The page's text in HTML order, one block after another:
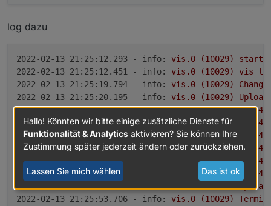
log dazu
2022-02-13 21:25:12.293 - info: vis.0 (10029)
2022-02-13 21:25:12.451 - info:
vis.0 (10029) vis
2022-02-13 21:25:19.794 - info:
vis.0 (10029)
2022-02-13 21:25:20.195 - info:
vis.0 (10029)
Upload
2022-02-13 21:25:26.571 - info: javascript.0 (17194)
2022-02-13 21:25:26.574 - info: javascript.0
(17194)
2022-02-13 21:25:26.575 - info: javascript.0 (17194)
2022-02-13 21:25:31.456 - info: javascript.0 (17194)
2022-02-13 21:25:31.459 - info:
javascript.0 (17194)
2022-02-13 21:25:31.460 - info:
javascript.0
(17194)
2022-02-13 21:25:53.706 - info:
vis.0 (10029)
Hallo! Könnten wir bitte einige zusätzliche Dienste für
Funktionalität & Analytics aktivieren? Sie können Ihre
Zustimmung später jederzeit ändern oder zurückziehen.
Lassen Sie mich wählen Das ist ok